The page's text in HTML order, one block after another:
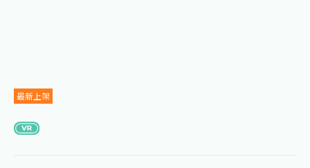
最新上架